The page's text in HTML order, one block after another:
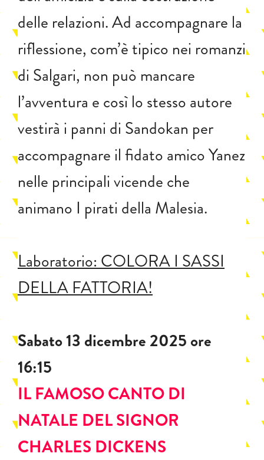
delle relazioni. Ad accompagnare la
riflessione, com’è tipico nei romanzi
di Salgari, non può mancare
l’avventura e così lo stesso autore
vestirà i panni di Sandokan per
accompagnare il fidato amico Yanez
nelle principali vicende che
animano I pirati della Malesia.
Laboratorio: COLORA I SASSI
DELLA FATTORIA!
Sabato 13 dicembre 2025 ore
16:15
IL FAMOSO CANTO DI
NATALE DEL SIGNOR
CHARLES DICKENS